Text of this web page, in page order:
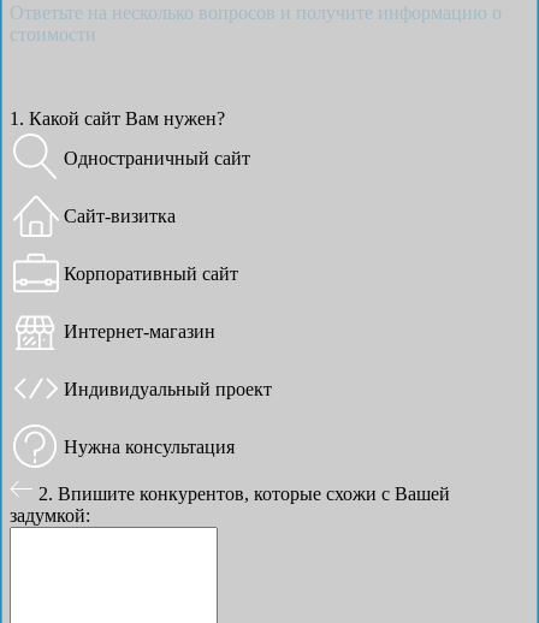
Ответьте на несколько вопросов и получите информацию о
стоимости
1. Какой сайт Вам нужен?
Одностраничный сайт
Сайт-визитка
Корпоративный сайт
Интернет-магазин
Индивидуальный проект
Нужна консультация
2. Впишите конкурентов, которые схожи с Вашей
задумкой: